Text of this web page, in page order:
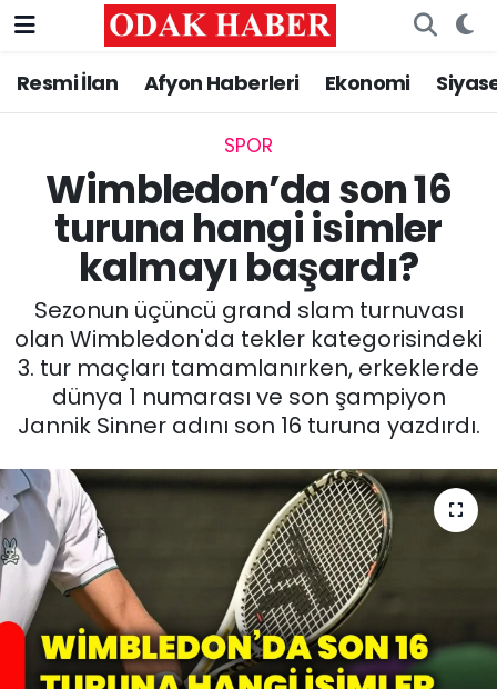
Resmi İlan Afyon Haberleri Ekonomi
SPOR
Wimbledon’da son 16
turuna hangi isimler
kalmayı başardı?
Sezonun üçüncü grand slam turnuvası
olan Wimbledon'da tekler kategorisindeki
3. tur maçları tamamlanırken, erkeklerde
dünya 1 numarası ve son şampiyon
Jannik Sinner adını son 16 turuna yazdırdı.
AFYONKARAHİSAR HABERLERİ
ASAYİŞ
GÜNCEL
SİYASET
EĞİTİM
MAGAZİN
SAĞLIK
SPOR
11:11 MANŞET
Nöbetçi Eczaneler
Trafik Durumu
Süper Lig Puan Durumu ve Fikstür
Tüm Manşetler
Son Dakika Haberleri
Haber Arşivi